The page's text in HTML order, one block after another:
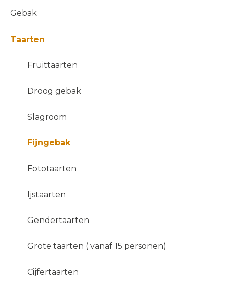
Gebak
Taarten
Fruittaarten
Droog gebak
Slagroom
Fijngebak
Fototaarten
Ijstaarten
Gendertaarten
Grote taarten ( vanaf 15 personen)
Cijfertaarten